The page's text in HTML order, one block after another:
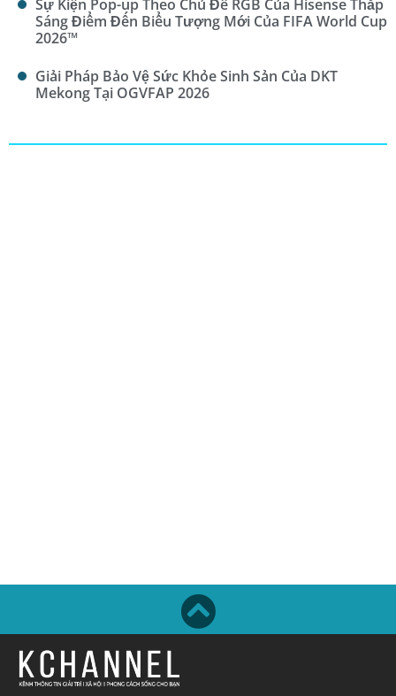
Sự Kiện Pop-up Theo Chủ Đề RGB Của Hisense Thắp
Sáng Điểm Đến Biểu Tượng Mới Của FIFA World Cup
2026™
Giải Pháp Bảo Vệ Sức Khỏe Sinh Sản Của DKT
Mekong Tại OGVFAP 2026